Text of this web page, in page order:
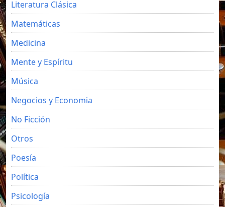
Literatura Clásica
Matemáticas
Medicina
Mente y Espíritu
Música
Negocios y Economia
No Ficción
Otros
Poesía
Política
Psicología